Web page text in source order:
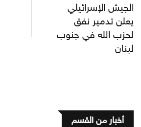
الجيش الإسرائيلي
يعلن تدمير نفق
لحزب الله في جنوب
لبنان
أخبار من القسم